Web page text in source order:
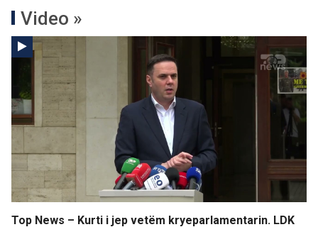
Video »
Top News – Kurti i jep vetëm kryeparlamentarin. LDK